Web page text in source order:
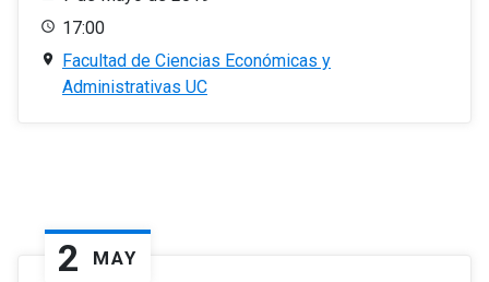
17:00
Facultad de Ciencias Económicas y
Administrativas UC
2 MAY